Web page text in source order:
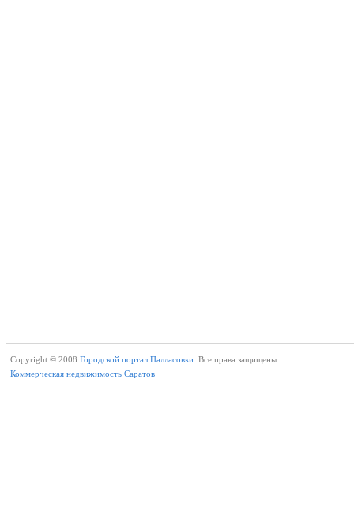
Copyright © 2008 Городской портал Палласовки. Все права защищены
Коммерческая недвижимость Саратов